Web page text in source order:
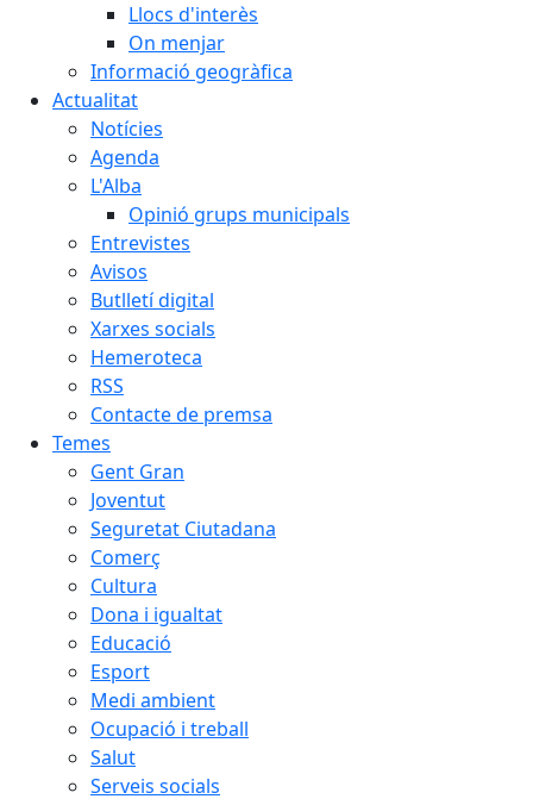
Llocs d'interès
On menjar
Informació geogràfica
Actualitat
Notícies
Agenda
L'Alba
Opinió grups municipals
Entrevistes
Avisos
Butlletí digital
Xarxes socials
Hemeroteca
RSS
Contacte de premsa
Temes
Gent Gran
Joventut
Seguretat Ciutadana
Comerç
Cultura
Dona i igualtat
Educació
Esport
Medi ambient
Ocupació i treball
Salut
Serveis socials